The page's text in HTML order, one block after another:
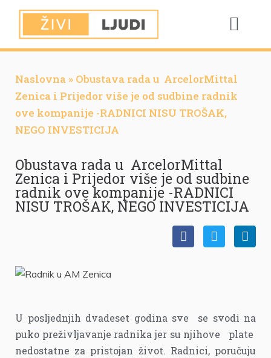
Naslovna » Obustava rada u ArcelorMittal
Zenica i Prijedor više je od sudbine radnik
ove kompanije -RADNICI NISU TROŠAK,
NEGO INVESTICIJA
Obustava rada u ArcelorMittal
Zenica i Prijedor više je od sudbine
radnik ove kompanije -RADNICI
NISU TROŠAK, NEGO INVESTICIJA
U posljednjih dvadeset godina sve se svodi na
puko preživljavanje radnika jer su njihove plate
nedostatne za pristojan život. Radnici, poručuju